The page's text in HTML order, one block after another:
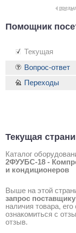
Помощник
Текущая
Текущая
Каталог
2ФУУБС-18 -
и кондиционеров
Выше на этой
запрос поставщику
наличия товара,
ознакомиться с
отзыв.
Вопрос-ответ
Переходы